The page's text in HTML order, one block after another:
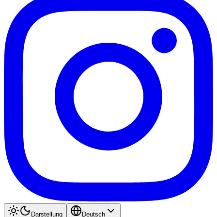
Darstellung
Deutsch